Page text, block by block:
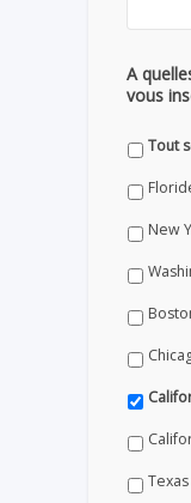
A
vous
Tout
New
Texas